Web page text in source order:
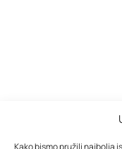
Kako bismo pružili najbolja